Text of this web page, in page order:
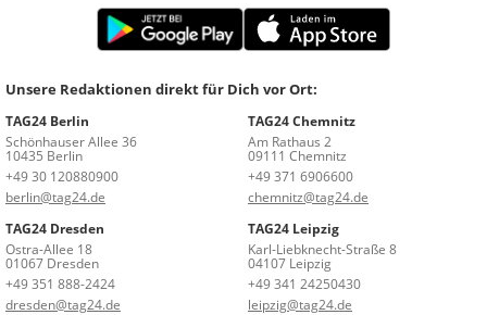
Unsere Redaktionen direkt für Dich vor Ort:
TAG24 Berlin
Schönhauser Allee 36
10435 Berlin
+49 30 120880900
berlin@tag24.de
TAG24 Chemnitz
Am Rathaus 2
09111 Chemnitz
+49 371 6906600
chemnitz@tag24.de
TAG24 Dresden
Ostra-Allee 18
01067 Dresden
+49 351 888-2424
dresden@tag24.de
TAG24 Leipzig
Karl-Liebknecht-Straße 8
04107 Leipzig
+49 341 24250430
leipzig@tag24.de